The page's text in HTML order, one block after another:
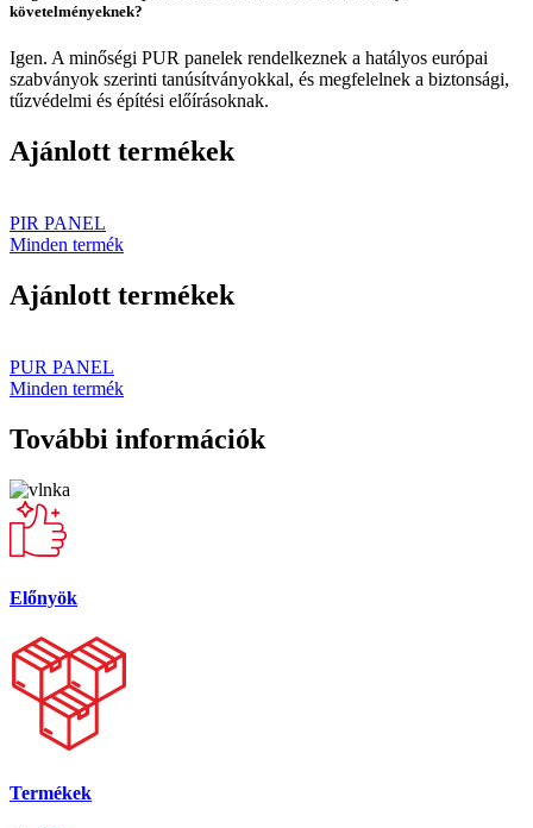
követelményeknek?
Igen. A minőségi PUR panelek rendelkeznek a hatályos európai
szabványok szerinti tanúsítványokkal, és megfelelnek a biztonsági,
tűzvédelmi és építési előírásoknak.
Ajánlott termékek
PIR PANEL
Minden termék
Ajánlott termékek
PUR PANEL
Minden termék
További információk
Előnyök
Termékek